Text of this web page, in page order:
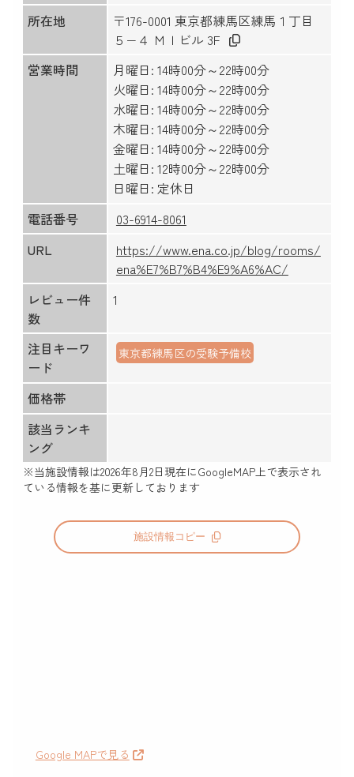
所在地
〒176-0001 東京都練馬区練馬１丁目
５−４ ＭＩビル 3F
営業時間
月曜日: 14時00分～22時00分
火曜日: 14時00分～22時00分
水曜日: 14時00分～22時00分
木曜日: 14時00分～22時00分
金曜日: 14時00分～22時00分
土曜日: 12時00分～22時00分
日曜日: 定休日
電話番号
03-6914-8061
URL
https://www.ena.co.jp/blog/rooms/
ena%E7%B7%B4%E9%A6%AC/
レビュー件
数
1
注目キーワ
ード
東京都練馬区の受験予備校
価格帯
該当ランキ
ング
※当施設情報は2026年8月2日現在にGoogleMAP上で表示され
ている情報を基に更新しております
施設情報コピー
Google MAPで見る